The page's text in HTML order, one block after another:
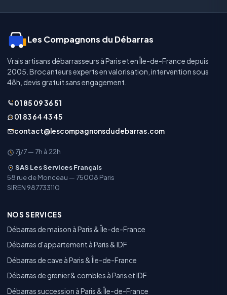
Les Compagnons du Débarras
Vrais artisans débarrasseurs à Paris et en Île-de-France depuis
2005. Brocanteurs experts en valorisation, intervention sous
48h, devis gratuit sans engagement.
01 85 09 36 51
01 83 64 43 45
contact@lescompagnonsdudebarras.com
7j/7 — 7h à 22h
SAS Les Services Français
58 rue de Monceau — 75008 Paris
SIREN 987733110
NOS SERVICES
Débarras de maison à Paris & Île-de-France
Débarras d'appartement à Paris & IDF
Débarras de cave à Paris & Île-de-France
Débarras de grenier & combles à Paris et IDF
Débarras succession à Paris & Île-de-France